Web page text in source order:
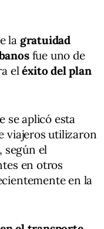
la gratuidad
fue uno de
eléxito del plan
se aplicó esta
viajeros utilizaron
según el
en otros
en la